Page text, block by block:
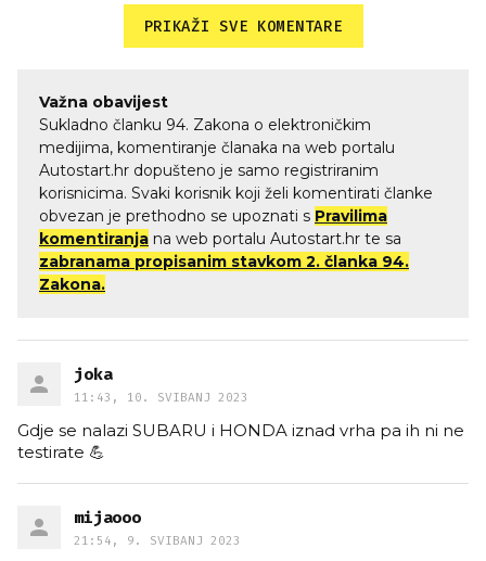
PRIKAŽI SVE KOMENTARE
Važna obavijest
Sukladno članku 94. Zakona o elektroničkim
medijima, komentiranje članaka na web portalu
Autostart.hr dopušteno je samo registriranim
korisnicima. Svaki korisnik koji želi komentirati članke
obvezan je prethodno se upoznati s Pravilima
komentiranja na web portalu Autostart.hr te sa
zabranama propisanim stavkom 2. članka 94.
Zakona.
joka
11:43, 10. SVIBANJ 2023
Gdje se nalazi SUBARU i HONDA iznad vrha pa ih ni ne
testirate 💪
mijaooo
21:54, 9. SVIBANJ 2023